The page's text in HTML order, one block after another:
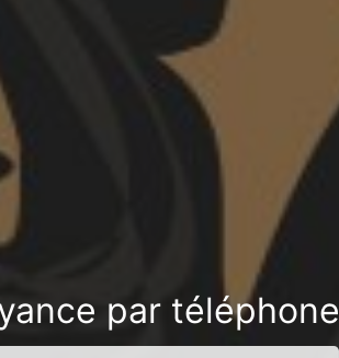
par téléphone